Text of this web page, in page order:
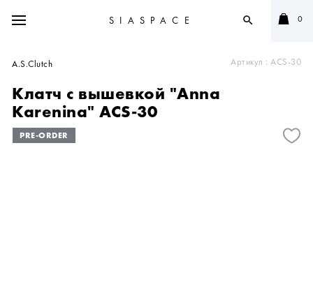
SIASPACE search 0
Артикул : ACS-30
A.S.Clutch
Клатч с вышевкой "Anna
Karenina" ACS-30